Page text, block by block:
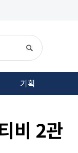
기획
비 2관